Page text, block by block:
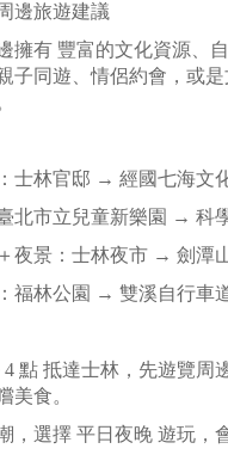
邊旅遊建議
擁有 豐富的文化資源、
子同遊、情侶約會，或
士林官邸 → 經國七海文
北市立兒童新樂園 → 科
夜景：士林夜市 → 劍潭
福林公園 → 雙溪自行車
點 抵達士林，先遊覽周
美食。
，選擇 平日夜晚 遊玩，